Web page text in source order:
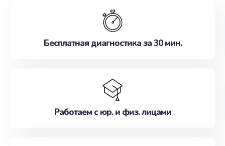
Бесплатная диагностика за 30 мин.
Работаем с юр. и физ. лицами